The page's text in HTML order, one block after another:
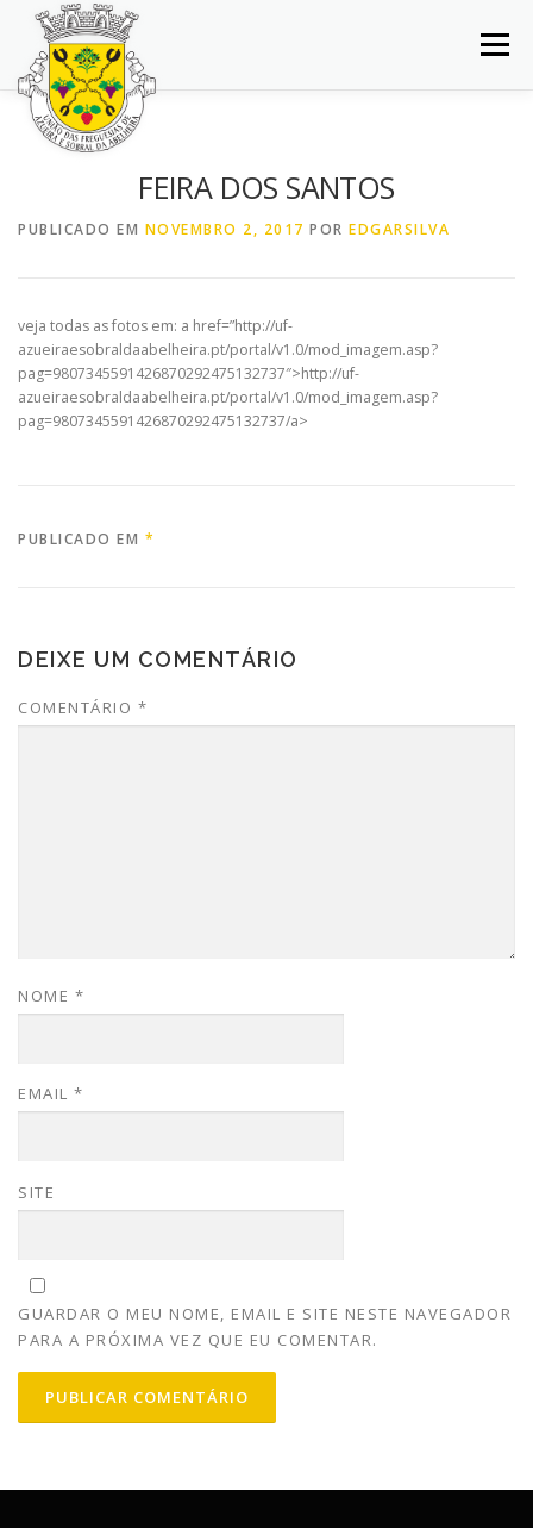
Saltar
conteúdo
Menu
INÍCIO JUNTA DE FREGUESIA
BALCÃO VIRTUAL NOTÍCIAS MAPA
FEIRA DOS SANTOS
PUBLICADO EM NOVEMBRO 2, 2017 POR EDGARSILVA
veja todas as fotos em: a href=”http://uf-
azueiraesobraldaabelheira.pt/portal/v1.0/mod_imagem.asp?
pag=9807345591426870292475132737″>http://uf-
azueiraesobraldaabelheira.pt/portal/v1.0/mod_imagem.asp?
pag=9807345591426870292475132737/a>
PUBLICADO EM *
DEIXE UM COMENTÁRIO
COMENTÁRIO *
NOME *
EMAIL *
SITE
GUARDAR O MEU NOME, EMAIL E SITE NESTE NAVEGADOR
PARA A PRÓXIMA VEZ QUE EU COMENTAR.